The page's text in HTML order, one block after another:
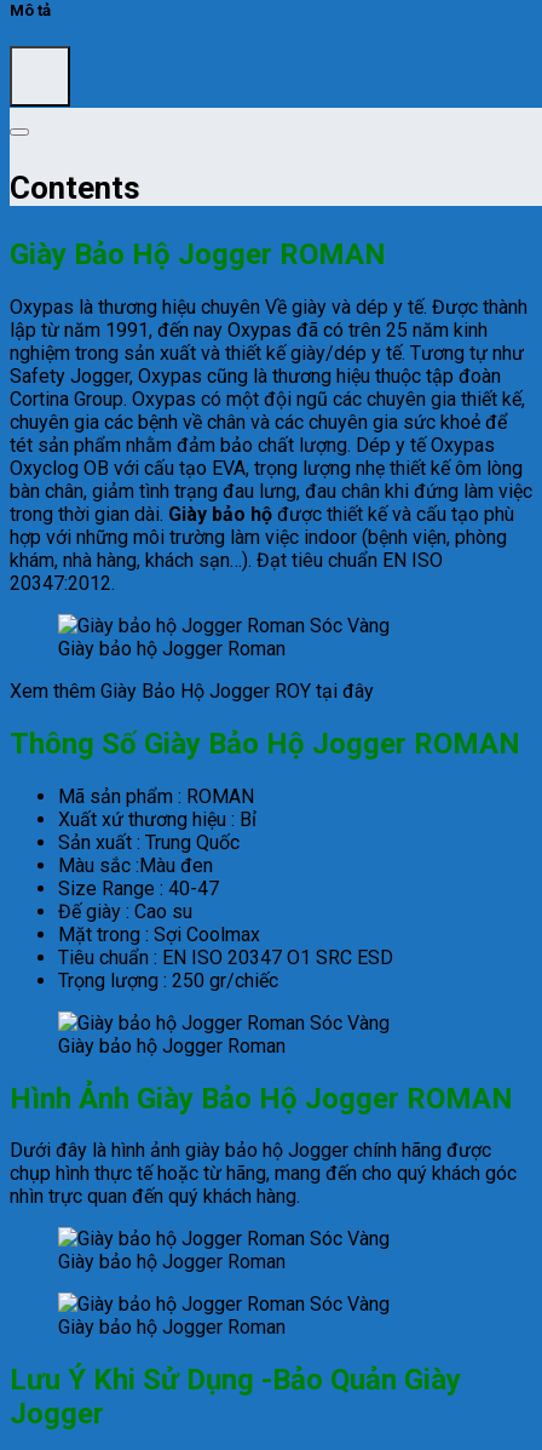
Mô tả
Contents
Giày Bảo Hộ Jogger ROMAN
Oxypas là thương hiệu chuyên Về giày và dép y tế. Được thành
lập từ năm 1991, đến nay Oxypas đã có trên 25 năm kinh
nghiệm trong sản xuất và thiết kế giày/dép y tế. Tương tự như
Safety Jogger, Oxypas cũng là thương hiệu thuộc tập đoàn
Cortina Group. Oxypas có một đội ngũ các chuyên gia thiết kế,
chuyên gia các bệnh về chân và các chuyên gia sức khoẻ để
tét sản phẩm nhằm đảm bảo chất lượng. Dép y tế Oxypas
Oxyclog OB với cấu tạo EVA, trọng lượng nhẹ thiết kế ôm lòng
bàn chân, giảm tình trạng đau lưng, đau chân khi đứng làm việc
trong thời gian dài. Giày bảo hộ được thiết kế và cấu tạo phù
hợp với những môi trường làm việc indoor (bệnh viện, phòng
khám, nhà hàng, khách sạn…). Đạt tiêu chuẩn EN ISO
20347:2012.
Giày bảo hộ Jogger Roman
Xem thêm Giày Bảo Hộ Jogger ROY tại đây
Thông Số Giày Bảo Hộ Jogger ROMAN
Mã sản phẩm : ROMAN
Xuất xứ thương hiệu : Bỉ
Sản xuất : Trung Quốc
Màu sắc :Màu đen
Size Range : 40-47
Đế giày : Cao su
Mặt trong : Sợi Coolmax
Tiêu chuẩn : EN ISO 20347 O1 SRC ESD
Trọng lượng : 250 gr/chiếc
Giày bảo hộ Jogger Roman
Hình Ảnh Giày Bảo Hộ Jogger ROMAN
Dưới đây là hình ảnh giày bảo hộ Jogger chính hãng được
chụp hình thực tế hoặc từ hãng, mang đến cho quý khách góc
nhìn trực quan đến quý khách hàng.
Giày bảo hộ Jogger Roman
Giày bảo hộ Jogger Roman
Lưu Ý Khi Sử Dụng -Bảo Quản Giày
Jogger